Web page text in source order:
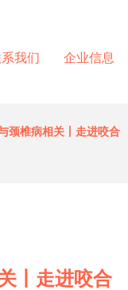
我们 企业信息
颈椎病相关丨走进咬合
丨走进咬合